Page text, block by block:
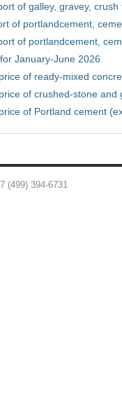
of galley, gravey,
of portlandcement,
of portlandcement,
January-June 2026
of ready-mixed
of crushed-stone and
of Portland cement
(499) 394-6731